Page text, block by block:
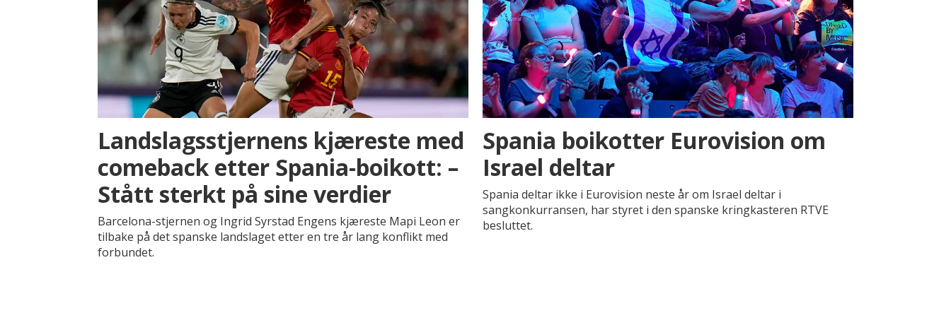
Landslagsstjernens kjæreste med
comeback etter Spania-boikott: –
Stått sterkt på sine verdier
Barcelona-stjernen og Ingrid Syrstad Engens kjæreste Mapi Leon er
tilbake på det spanske landslaget etter en tre år lang konflikt med
forbundet.
Spania boikotter Eurovision om
Israel deltar
Spania deltar ikke i Eurovision neste år om Israel deltar i
sangkonkurransen, har styret i den spanske kringkasteren RTVE
besluttet.